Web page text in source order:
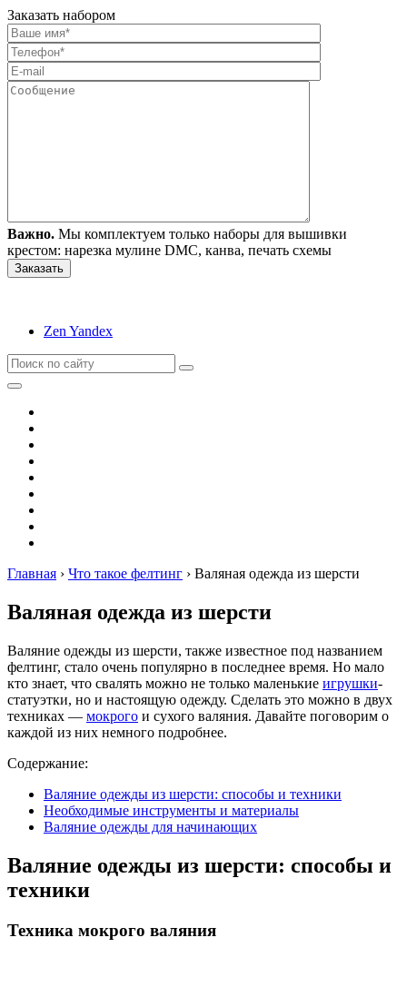
Заказать набором
Важно. Мы комплектуем только наборы для вышивки
крестом: нарезка мулине DMC, канва, печать схемы
Zen Yandex
Главная › Что такое фелтинг › Валяная одежда из шерсти
Валяная одежда из шерсти
Валяние одежды из шерсти, также известное под названием
фелтинг, стало очень популярно в последнее время. Но мало
кто знает, что свалять можно не только маленькие игрушки-
статуэтки, но и настоящую одежду. Сделать это можно в двух
техниках — мокрого и сухого валяния. Давайте поговорим о
каждой из них немного подробнее.
Содержание:
Валяние одежды из шерсти: способы и техники
Необходимые инструменты и материалы
Валяние одежды для начинающих
Валяние одежды из шерсти: способы и
техники
Техника мокрого валяния